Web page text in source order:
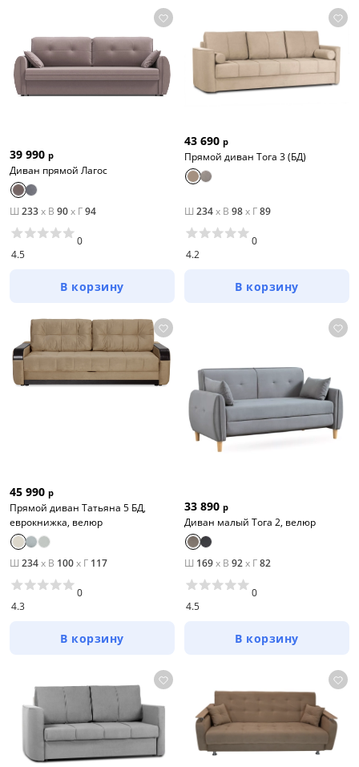
39 990 р
Диван прямой Лагос
Ш 233x В 90x Г94
4.5
0
В корзину
43 690 р
Прямой диван Тога 3 (БД)
Ш 234x В 98x Г89
4.2
0
В корзину
45 990 р
Прямой диван Татьяна 5 БД,
еврокнижка, велюр
Ш 234x В 100x Г 117
4.3
0
В корзину
33 890 р
Диван малый Тога 2, велюр
Ш 169x В 92x Г82
4.5
0
В корзину